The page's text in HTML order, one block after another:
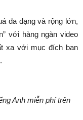
đa dạng và rộng lớn,
với hàng ngàn video
xa với mục đích ban
Anh miễn phí trên